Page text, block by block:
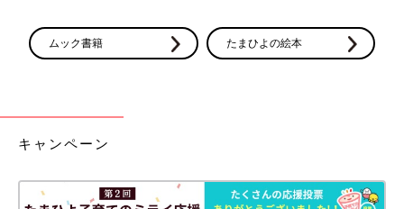
ムック書籍 たまひよの絵本
キャンペーン